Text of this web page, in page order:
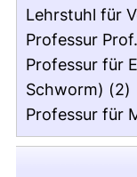
Lehrstuhl für
Professur
Professur für
Schworm) (2)
Professur für